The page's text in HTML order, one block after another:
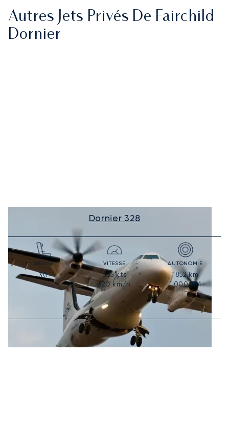
Autres Jets Privés De Fairchild
Dornier
Dornier 328
SIÈGES
30
VITESSE
335kts
620km/h
AUTONOMIE
1 852km
1 000NM